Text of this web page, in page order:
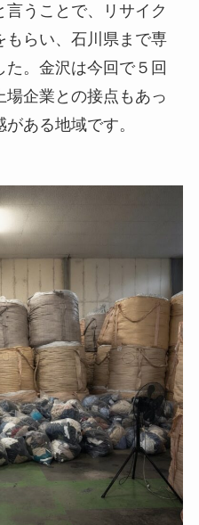
うことで、リサイク
もらい、石川県まで専
。金沢は今回で５回
場企業との接点もあっ
ある地域です。